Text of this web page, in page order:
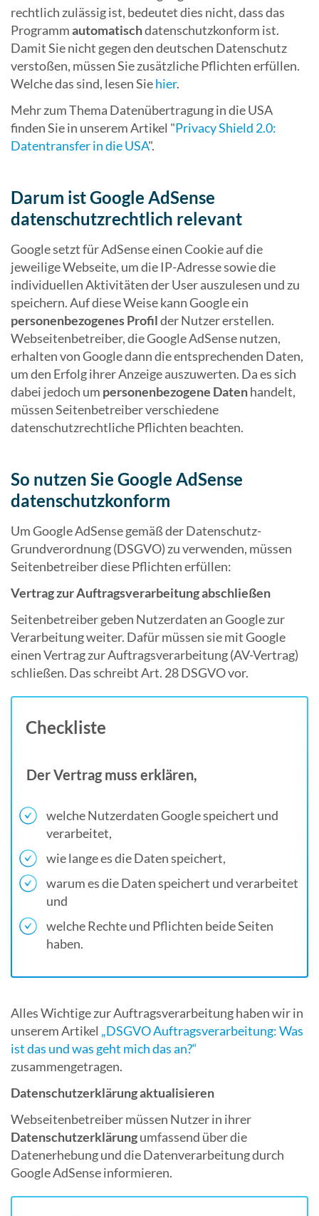
rechtlich zulässig ist, bedeutet dies nicht, dass das
Programmautomatischdatenschutzkonform ist.
Damit Sie nicht gegen den deutschen Datenschutz
verstoßen, müssen Sie zusätzliche Pflichten erfüllen.
Welche das sind, lesen Siehier.
Mehr zum Thema Datenübertragung in die USA
finden Sie in unserem Artikel "Privacy Shield 2.0:
Datentransfer in die USA".
Darum ist Google AdSense
datenschutzrechtlich relevant
Google setzt für AdSense einen Cookie auf die
jeweilige Webseite, um die IP-Adresse sowie die
individuellen Aktivitäten der User auszulesen und zu
speichern. Auf diese Weise kann Google ein
personenbezogenes Profilder Nutzer erstellen.
Webseitenbetreiber, die Google AdSense nutzen,
erhalten von Google dann die entsprechenden Daten,
um den Erfolg ihrer Anzeige auszuwerten. Da es sich
dabei jedoch um personenbezogene Datenhandelt,
müssen Seitenbetreiber verschiedene
datenschutzrechtliche Pflichten beachten.
So nutzen Sie Google AdSense
datenschutzkonform
Um Google AdSense gemäß der Datenschutz-
Grundverordnung (DSGVO) zu verwenden, müssen
Seitenbetreiber diese Pflichten erfüllen:
Vertrag zur Auftragsverarbeitung abschließen
Seitenbetreiber geben Nutzerdaten an Google zur
Verarbeitung weiter. Dafür müssen sie mit Google
einen Vertrag zur Auftragsverarbeitung (AV-Vertrag)
schließen. Das schreibt Art. 28 DSGVO vor.
Checkliste
Der Vertrag muss erklären,
welche Nutzerdaten Google speichert und
verarbeitet,
wie lange es die Daten speichert,
warum es die Daten speichert und verarbeitet
und
welche Rechte und Pflichten beide Seiten
haben.
Alles Wichtige zur Auftragsverarbeitung haben wir in
unserem Artikel „DSGVO Auftragsverarbeitung: Was
ist das und was geht mich das an?“
zusammengetragen.
Datenschutzerklärung aktualisieren
Webseitenbetreiber müssen Nutzer in ihrer
Datenschutzerklärungumfassend über die
Datenerhebung und die Datenverarbeitung durch
Google AdSense informieren.